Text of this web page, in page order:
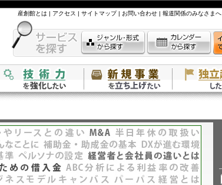
産創館とは | アクセス | サイトマップ| お問い合わせ | 報道関係のみなさまへ